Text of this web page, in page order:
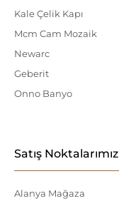
Kale Çelik Kapı
Mcm Cam Mozaik
Newarc
Geberit
Onno Banyo
Satış Noktalarımız
Alanya Mağaza